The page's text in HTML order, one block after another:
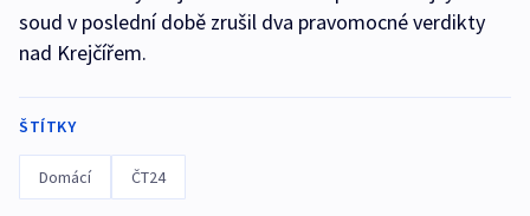
soud v poslední době zrušil dva pravomocné verdikty
nad Krejčířem.
ŠTÍTKY
Domácí ČT24